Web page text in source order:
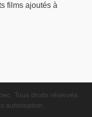
films ajoutés à
Tous droits réservés.
autorisation.